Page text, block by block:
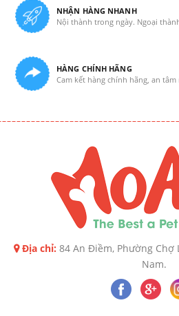
NHẬN HÀNG NHANH
Nội thành trong ngày. Ngoại
HÀNG CHÍNH HÃNG
Cam kết hàng chính hãng, an tâm
Địa chỉ: 84 An Điềm, Phường Chợ
Nam.